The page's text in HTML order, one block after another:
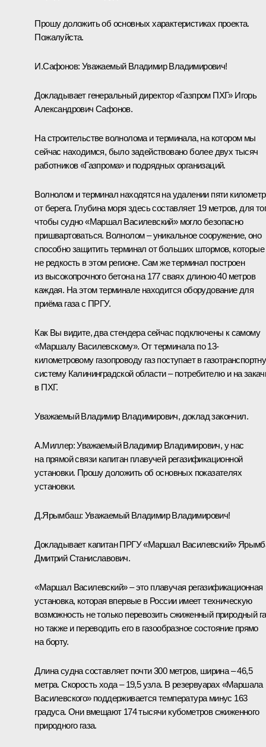
Прошу доложить об основных характеристиках проекта.
Пожалуйста.
И.Сафонов: Уважаемый Владимир Владимирович!
Докладывает генеральный директор «Газпром ПХГ» Игорь
Александрович Сафонов.
На строительстве волнолома и терминала, на котором мы
сейчас находимся, было задействовано более двух тысяч
работников «Газпрома» и подрядных организаций.
Волнолом и терминал находятся на удалении пяти
от берега. Глубина моря здесь составляет 19 метров, для
чтобы судно «Маршал Василевский» могло безопасно
пришвартоваться. Волнолом – уникальное сооружение, оно
способно защитить терминал от больших штормов, которые
не редкость в этом регионе. Сам же терминал построен
из высокопрочного бетона на 177 сваях длиною 40 метров
каждая. На этом терминале находится оборудование для
приёма газа с ПРГУ.
Как Вы видите, два стендера сейчас подключены к самому
«Маршалу Василевскому». От терминала по 13-
километровому газопроводу газ поступает в
систему Калининградской области – потребителю и на
в ПХГ.
Уважаемый Владимир Владимирович, доклад закончил.
А.Миллер:Уважаемый Владимир Владимирович, у нас
на прямой связи капитан плавучей регазификационной
установки. Прошу доложить об основных показателях
установки.
Д.Ярымбаш: Уважаемый Владимир Владимирович!
Докладывает капитан ПРГУ «Маршал Василевский»
Дмитрий Станиславович.
«Маршал Василевский» – это плавучая регазификационная
установка, которая впервые в России имеет техническую
возможность не только перевозить сжиженный природный
но также и переводить его в газообразное состояние прямо
на борту.
Длина судна составляет почти 300 метров, ширина – 46,5
метра. Скорость хода – 19,5 узла. В резервуарах «Маршала
Василевского» поддерживается температура минус 163
градуса. Они вмещают 174 тысячи кубометров сжиженного
природного газа.